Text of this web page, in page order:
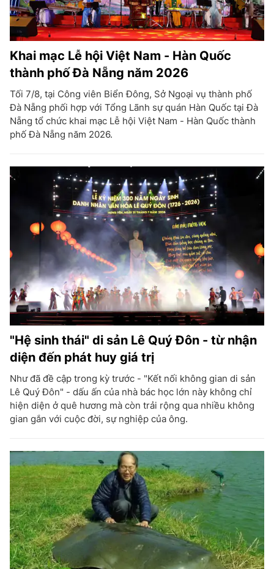
Khai mạc Lễ hội Việt Nam - Hàn Quốc
thành phố Đà Nẵng năm 2026
Tối 7/8, tại Công viên Biển Đông, Sở Ngoại vụ thành phố
Đà Nẵng phối hợp với Tổng Lãnh sự quán Hàn Quốc tại Đà
Nẵng tổ chức khai mạc Lễ hội Việt Nam - Hàn Quốc thành
phố Đà Nẵng năm 2026.
"Hệ sinh thái" di sản Lê Quý Đôn - từ nhận
diện đến phát huy giá trị
Như đã đề cập trong kỳ trước - "Kết nối không gian di sản
Lê Quý Đôn" - dấu ấn của nhà bác học lớn này không chỉ
hiện diện ở quê hương mà còn trải rộng qua nhiều không
gian gắn với cuộc đời, sự nghiệp của ông.